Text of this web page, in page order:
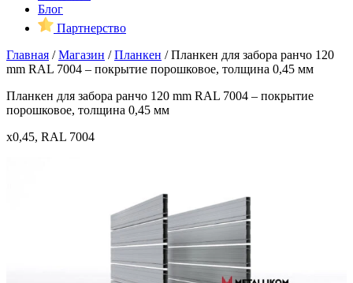
Блог
Партнерство
Главная /Магазин /Планкен /Планкен для забора ранчо 120
mm RAL 7004 – покрытие порошковое, толщина 0,45 мм
Планкен для забора ранчо 120 mm RAL 7004 – покрытие
порошковое, толщина 0,45 мм
x0,45, RAL 7004